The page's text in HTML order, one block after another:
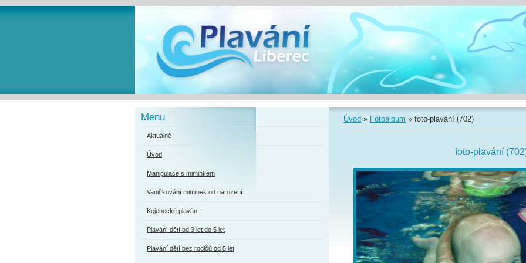
Úvod » Fotoalbum » foto-plavání (702)
foto-plavání
Menu
Aktuálně
Úvod
Manipulace s miminkem
Vaničkování miminek od narození
Kojenecké plavání
Plavání dětí od 3 let do 5 let
Plavání dětí bez rodičů od 5 let